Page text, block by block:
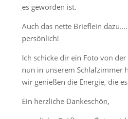
es geworden ist.
Auch das nette Brieflein
persönlich!
Ich schicke dir ein Foto von
nun in unserem Schlafzimmer
wir genießen die Energie, die
Ein herzliche Dankeschön,